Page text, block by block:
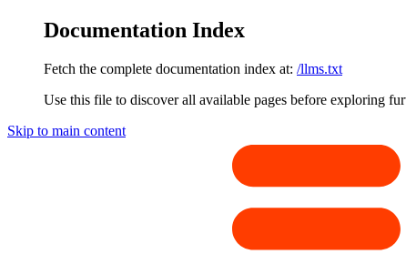
Documentation Index
Fetch the complete documentation index at: /llms.txt
Use this file to discover all available pages before exploring
Skip to main content